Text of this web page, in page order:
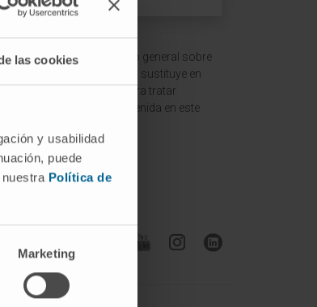
las cookies
y usabilidad
puede
Política de
Marketing
contexto y entendimiento general sobre
informativa y no sustituye en
médico o especialista para tratar
de la información contenida en este